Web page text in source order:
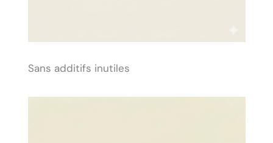
Sans additifs inutiles